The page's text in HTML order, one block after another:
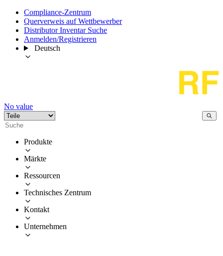
Compliance-Zentrum
Querverweis auf Wettbewerber
Distributor Inventar Suche
Anmelden/Registrieren
Deutsch
No value
Produkte
Märkte
Ressourcen
Technisches Zentrum
Kontakt
Unternehmen